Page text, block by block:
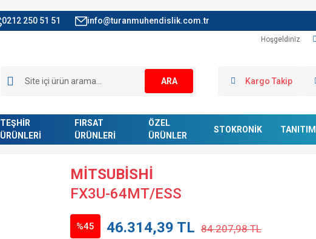
0212 250 51 51 info@turanmuhendislik.com.tr
Hoşgeldiniz
ARA Kargo Takip
TEŞHİR
ÜRÜNLERİ
FIRSAT
ÜRÜNLERİ
ÖZEL
ÜRÜNLER
STOKRONİK TANITIM
MİTSUBİSHİ
FX3U-64MT/ESS
%45 46.314,39 TL 84.207,98 TL